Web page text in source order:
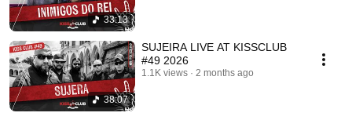
33:13
38:07
SUJEIRA LIVE AT KISSCLUB
#49 2026
1.1K views 2 months ago